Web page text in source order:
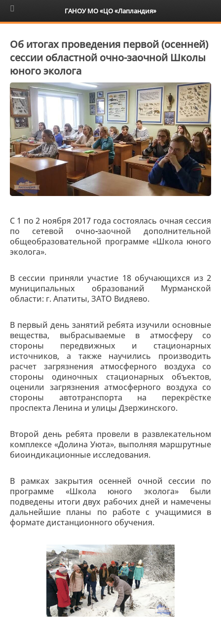
6+
Об итогах проведения первой (осенней)
сессии областной очно-заочной Школы
юного эколога
С 1 по 2 ноября 2017 года состоялась очная сессия
по сетевой очно-заочной дополнительной
общеобразовательной программе «Школа юного
эколога».
В сессии приняли участие 18 обучающихся из 2
муниципальных образований Мурманской
области: г. Апатиты, ЗАТО Видяево.
В первый день занятий ребята изучили основные
вещества, выбрасываемые в атмосферу со
стороны передвижных и стационарных
источников, а также научились производить
расчет загрязнения атмосферного воздуха со
стороны одиночных стационарных объектов,
оценили загрязнения атмосферного воздуха со
стороны автотранспорта на перекрёстке
проспекта Ленина и улицы Дзержинского.
Второй день ребята провели в развлекательном
комплексе «Долина Уюта», выполняя маршрутные
биоиндикационные исследования.
В рамках закрытия осенней очной сессии по
программе «Школа юного эколога» были
подведены итоги двух рабочих дней и намечены
дальнейшие планы по работе с учащимися в
формате дистанционного обучения.
ГАНОУ МО «ЦО «Лапландия»